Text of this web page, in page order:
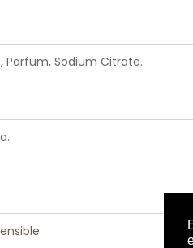
Parfum, Sodium Citrate.